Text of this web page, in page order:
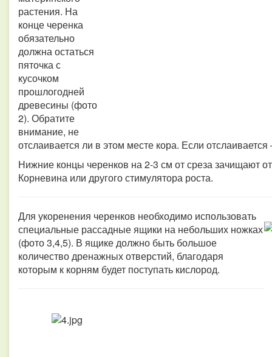
растения. На
конце черенка
обязательно
должна остаться
пяточка с
кусочком
прошлогодней
древесины (фото
2). Обратите
внимание, не
отслаивается ли в этом месте кора. Если
Нижние концы черенков на 2-3 см от среза зачищают
Корневина или другого стимулятора роста.
Для укоренения черенков необходимо использовать
специальные рассадные ящики на небольших ножках
(фото 3,4,5). В ящике должно быть большое
количество дренажных отверстий, благодаря
которым к корням будет поступать кислород.